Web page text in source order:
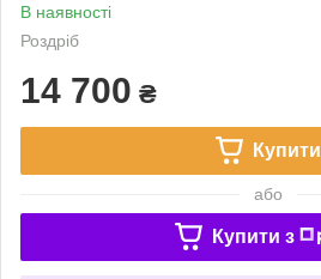
В наявності
Роздріб
14 700 ₴
Купити
або
Купити з